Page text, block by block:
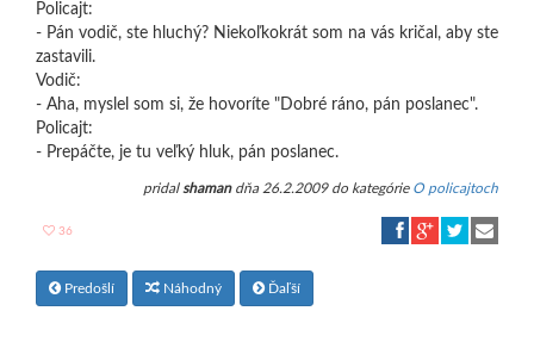
Policajt:
- Pán vodič, ste hluchý? Niekoľkokrát som na vás kričal, aby ste
zastavili.
Vodič:
- Aha, myslel som si, že hovoríte "Dobré ráno, pán poslanec".
Policajt:
- Prepáčte, je tu veľký hluk, pán poslanec.
pridal shamandňa 26.2.2009 do kategórie O policajtoch
36
Predošlí Náhodný Ďaľší